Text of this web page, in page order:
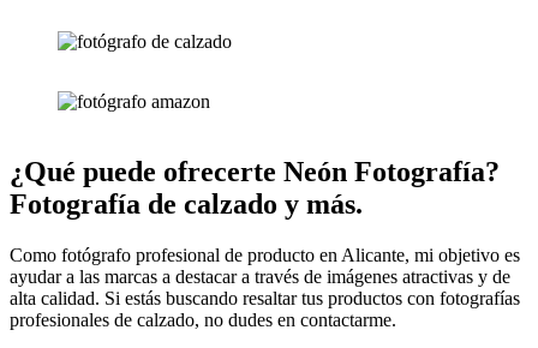
¿Qué puede ofrecerte Neón Fotografía?
Fotografía de calzado y más.
Como fotógrafo profesional de producto en Alicante, mi objetivo es
ayudar a las marcas a destacar a través de imágenes atractivas y de
alta calidad. Si estás buscando resaltar tus productos con fotografías
profesionales de calzado, no dudes en contactarme.